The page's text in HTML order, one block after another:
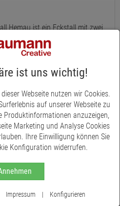
Hemau ist ein Eckstall mit zwei
Teilüberdachung aus Holz. Die
B 40 X T 30 cm und eine
Geschehen, genauso
Flächen, Details wie
die Grundstückmauer die
x T x H: 40 x 30 x 22 cm, für ca.
ist uns wichtig!
Webseite nutzen wir Cookies.
auf unserer Webseite zu
Produktinformationen anzuzeigen,
Marketing und Analyse Cookies
Ihre Einwilligung können Sie
Konfiguration widerrufen.
Impressum | Konfigurieren